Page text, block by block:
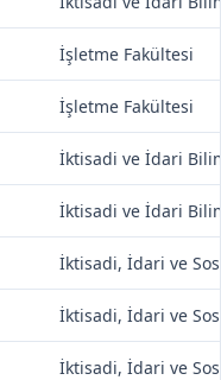
İşletme Fakültesi
İşletme Fakültesi
İktisadi ve İdari
İktisadi ve İdari
İktisadi, İdari ve
İktisadi, İdari ve
İktisadi, İdari ve